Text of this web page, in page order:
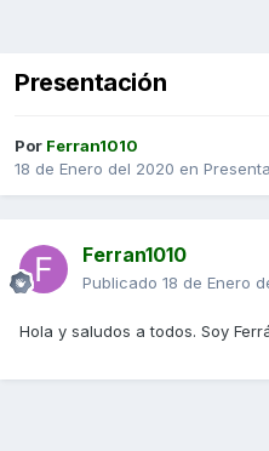
Presentación
Por Ferran1010
18 de Enero del 2020 en
Ferran1010
Publicado 18 de Enero
Hola y saludos a todos. Soy